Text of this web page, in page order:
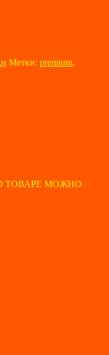
Метки: premium,
ТОВАРЕ МОЖНО